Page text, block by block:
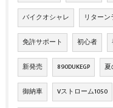
バイクオシャレ リター
免許サポート 初心者
新発売 890DUKEGP 夏
御納車 Vストローム1050